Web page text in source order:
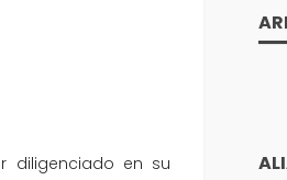
diligenciado en su